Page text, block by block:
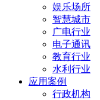
娱乐场所
智慧城市
广电行业
电子通讯
教育行业
水利行业
应用案例
行政机构